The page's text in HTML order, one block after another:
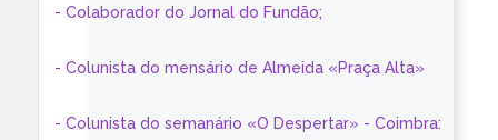
- Colaborador do Jornal do Fundão;
- Colunista do mensário de Almeida «Praça Alta»
- Colunista do semanário «O Despertar» - Coimbra: